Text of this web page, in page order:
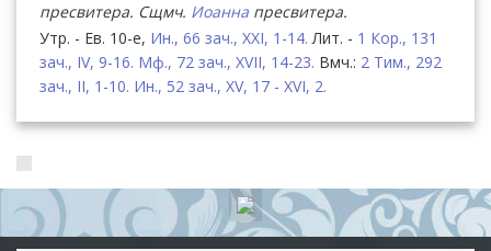
пресвитера. Сщмч. Иоанна пресвитера.
Утр. - Ев. 10-е, Ин., 66 зач., XXI, 1-14. Лит. - 1 Кор., 131
зач., IV, 9-16. Мф., 72 зач., XVII, 14-23. Вмч.: 2 Тим., 292
зач., II, 1-10. Ин., 52 зач., XV, 17 - XVI, 2.